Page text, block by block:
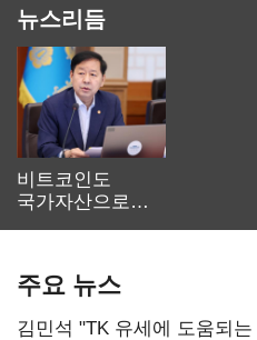
뉴스리듬
비트코인도
국가자산으로…'
주요 뉴스
김민석 "TK 유세에 도움되